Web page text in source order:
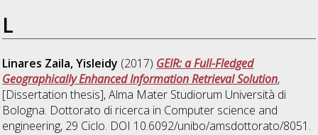
L
Linares Zaila, Yisleidy (2017) GEIR: a Full-Fledged
Geographically Enhanced Information Retrieval Solution,
[Dissertation thesis], Alma Mater Studiorum Università di
Bologna. Dottorato di ricerca in Computer science and
engineering, 29 Ciclo. DOI 10.6092/unibo/amsdottorato/8051.